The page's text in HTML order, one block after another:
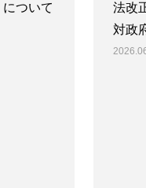
ついて
法改
対政